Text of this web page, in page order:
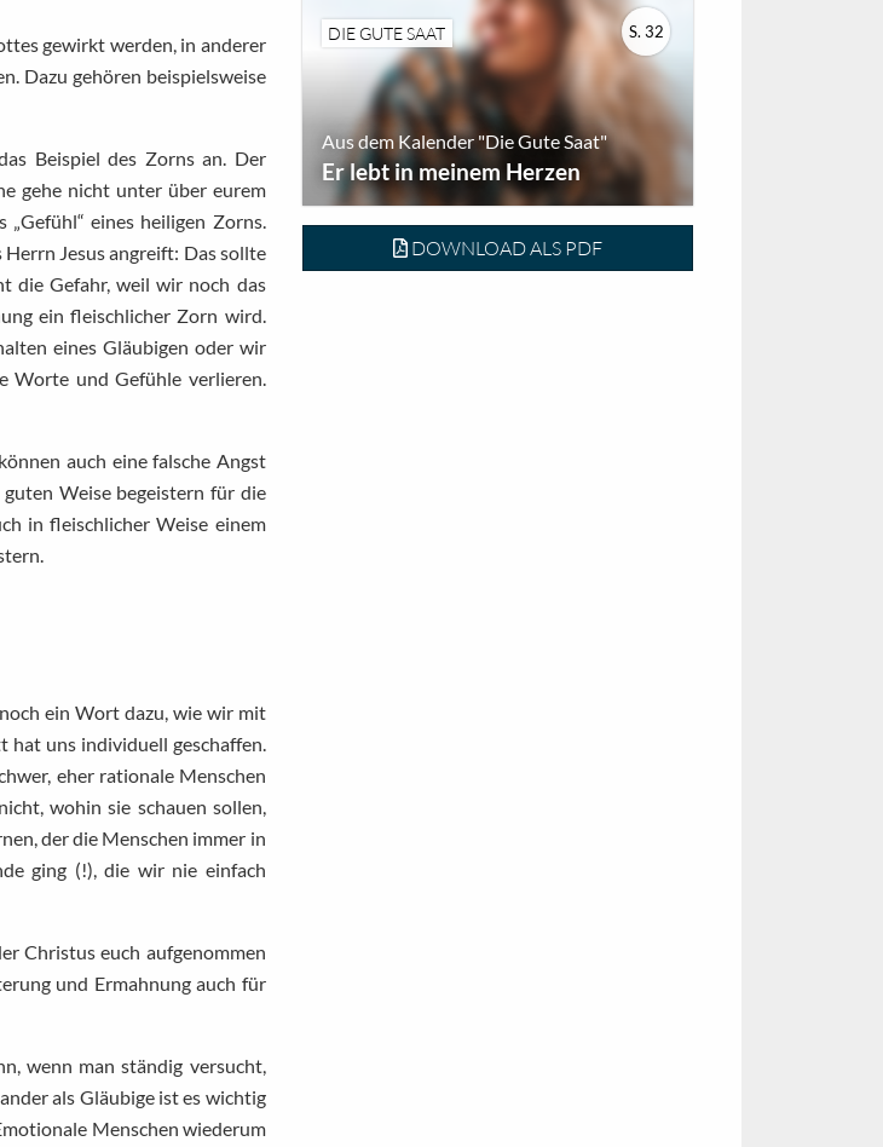
gewirkt werden, in anderer
Dazu gehören beispielsweise
Beispiel des Zorns an. Der
gehe nicht unter über eurem
„Gefühl“ eines heiligen Zorns.
Jesus angreift: Das sollte
die Gefahr, weil wir noch das
ein fleischlicher Zorn wird.
eines Gläubigen oder wir
Worte und Gefühle verlieren.
auch eine falsche Angst
Weise begeistern für die
in fleischlicher Weise einem
ein Wort dazu, wie wir mit
hat uns individuell geschaffen.
eher rationale Menschen
wohin sie schauen sollen,
der die Menschen immer in
ging (!), die wir nie einfach
Christus euch aufgenommen
und Ermahnung auch für
wenn man ständig versucht,
als Gläubige ist es wichtig
Menschen wiederum
DIE GUTE SAAT
Aus dem Kalender "Die Gute Saat"
Er lebt in meinem Herzen
S. 32
DOWNLOAD ALS PDF